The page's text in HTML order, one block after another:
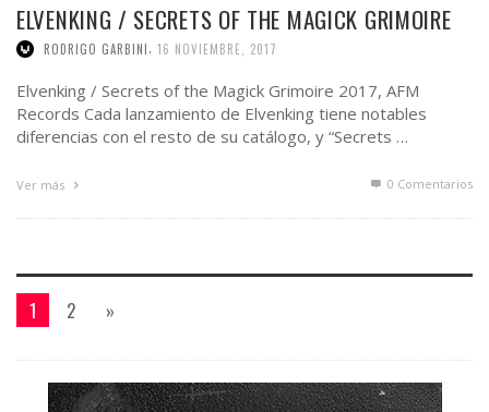
ELVENKING / SECRETS OF THE MAGICK GRIMOIRE
RODRIGO GARBINI 16 NOVIEMBRE, 2017
Elvenking / Secrets of the Magick Grimoire 2017, AFM
Records Cada lanzamiento de Elvenking tiene notables
diferencias con el resto de su catálogo, y “Secrets …
Ver más 0 Comentarios
1 2 »